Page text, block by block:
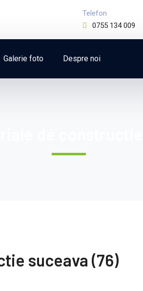
Telefon
0755 134 009
Galerie foto Despre noi
suceava (76)